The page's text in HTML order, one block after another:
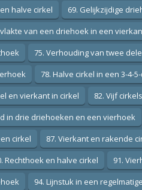
halve cirkel
69. Gelijkzijdige
van een driehoek in een
75. Verhouding van twee
78. Halve cirkel in een 3-4-
en vierkant in cirkel
82. Vijf
in drie driehoeken en een vierhoek
cirkel
87. Vierkant en rakende
Rechthoek en halve cirkel
91.
94. Lijnstuk in een